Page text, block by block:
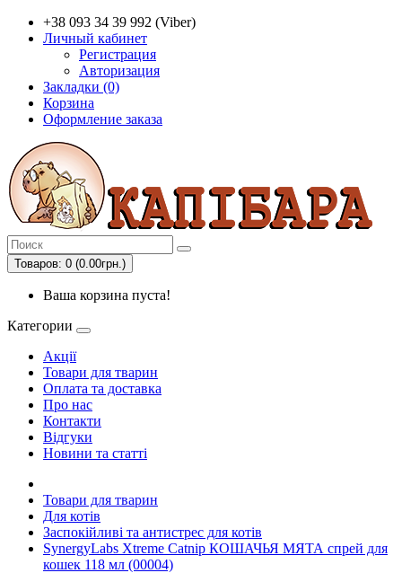
+38 093 34 39 992 (Viber)
Личный кабинет
Регистрация
Авторизация
Закладки (0)
Корзина
Оформление заказа
Товаров: 0 (0.00грн.)
Ваша корзина пуста!
Категории
Акції
Товари для тварин
Оплата та доставка
Про нас
Контакти
Відгуки
Новини та статті
Товари для тварин
Для котів
Заспокійливі та антистрес для котів
SynergyLabs Xtreme Catnip КОШАЧЬЯ МЯТА спрей для
кошек 118 мл (00004)